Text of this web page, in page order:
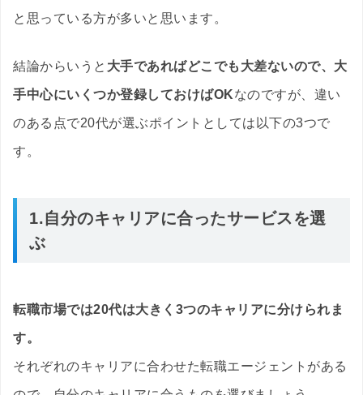
と思っている方が多いと思います。
結論からいうと 大手であればどこでも大差ないので、大
手中心にいくつか登録しておけばOKなのですが、違い
のある点で20代が選ぶポイントとしては以下の3つで
す。
1.自分のキャリアに合ったサービスを選
ぶ
転職市場では20代は大きく3つのキャリアに分けられま
す。
それぞれのキャリアに合わせた転職エージェントがある